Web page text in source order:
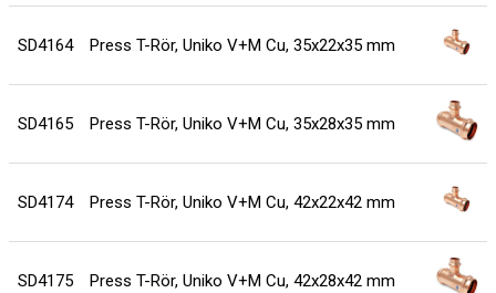
SD4164 Press T-Rör, Uniko V+M Cu, 35x22x35 mm
SD4165 Press T-Rör, Uniko V+M Cu, 35x28x35 mm
SD4174 Press T-Rör, Uniko V+M Cu, 42x22x42 mm
SD4175 Press T-Rör, Uniko V+M Cu, 42x28x42 mm